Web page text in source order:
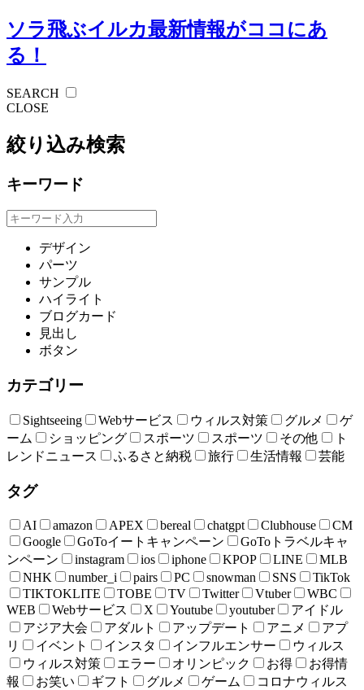
ソラ飛ぶイルカ最新情報がココにあ
る！
SEARCH
CLOSE
絞り込み検索
キーワード
デザイン
パーツ
サンプル
ハイライト
ブログカード
見出し
ボタン
カテゴリー
Sightseeing Webサービス ウィルス対策 グルメ
ゲ
ーム
ショッピング スポーツ スポーツ その他
ト
レンドニュース
ふるさと納税 旅行 生活情報 芸能
タグ
AI amazon APEX bereal chatgpt Clubhouse
CM
Google
GoToイートキャンペーン
GoToトラベルキャ
ンペーン
instagram ios iphone KPOP LINE
MLB
NHK
number_i pairs PC snowman SNS
TikTok
TIKTOKLITE
TOBE TV Twitter Vtuber
WBC
WEB
Webサービス X Youtube youtuber
アイドル
アジア大会
アダルト アップデート アニメ
アプ
リ
イベント インスタ インフルエンサー
ウィルス
ウィルス対策
エラー オリンピック お得
お得情
報
お笑い ギフト グルメ ゲーム
コロナウィルス